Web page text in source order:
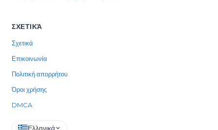
ΣΧΕΤΙΚΆ
Σχετικά
Επικοινωνία
Πολιτική απορρήτου
Όροι χρήσης
DMCA
Ελληνικά